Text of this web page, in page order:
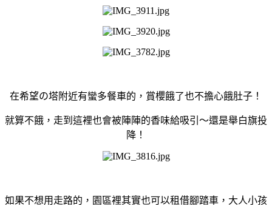
在希望の塔附近有蠻多餐車的，賞櫻餓了也不擔心餓肚子！
就算不餓，走到這裡也會被陣陣的香味給吸引～還是舉白旗投
降！
如果不想用走路的，園區裡其實也可以租借腳踏車，大人小孩